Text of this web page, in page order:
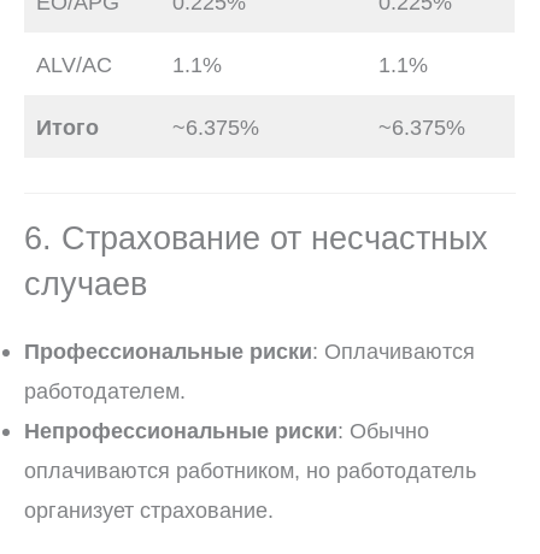
ALV/AC 1.1% 1.1%
Итого ~6.375% ~6.375%
6. Страхование от несчастных
случаев
Профессиональные риски: Оплачиваются
работодателем.
Непрофессиональные риски: Обычно
оплачиваются работником, но работодатель
организует страхование.